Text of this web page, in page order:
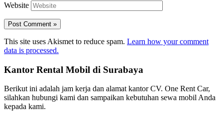
Website
This site uses Akismet to reduce spam. Learn how your comment
data is processed.
Kantor Rental Mobil di Surabaya
Berikut ini adalah jam kerja dan alamat kantor CV. One Rent Car,
silahkan hubungi kami dan sampaikan kebutuhan sewa mobil Anda
kepada kami.